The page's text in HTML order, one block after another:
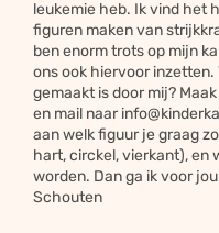
leukemie heb. Ik vind het
figuren maken van
ben enorm trots op mijn
ons ook hiervoor
gemaakt is door mij?
en mail naar
aan welk figuur je graag
hart, circkel, vierkant), en
worden. Dan ga ik voor
Schouten
Bied je steun
Inzamelingsacties die op
halen vijf keer zoveel geld